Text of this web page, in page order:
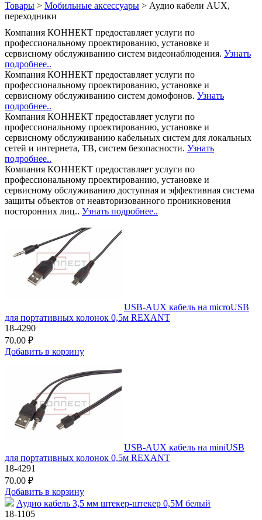
Товары > Мобильные аксессуары > Аудио кабели AUX,
переходники
Компания КОННЕКТ предоставляет услуги по
профессиональному проектированию, установке и
сервисному обслуживанию систем видеонаблюдения. Узнать
подробнее..
Компания КОННЕКТ предоставляет услуги по
профессиональному проектированию, установке и
сервисному обслуживанию систем домофонов. Узнать
подробнее..
Компания КОННЕКТ предоставляет услуги по
профессиональному проектированию, установке и
сервисному обслуживанию кабельных систем для локальных
сетей и интернета, ТВ, систем безопасности. Узнать
подробнее..
Компания КОННЕКТ предоставляет услуги по
профессиональному проектированию, установке и
сервисному обслуживанию доступная и эффективная система
защиты объектов от неавторизованного проникновения
посторонних лиц.. Узнать подробнее..
USB-AUX кабель на microUSB
для портативных колонок 0,5м REXANT
18-4290
70.00 ₽
Добавить в корзину
USB-AUX кабель на miniUSB
для портативных колонок 0,5м REXANT
18-4291
70.00 ₽
Добавить в корзину
Аудио кабель 3,5 мм штекер-штекер 0,5М белый
18-1105